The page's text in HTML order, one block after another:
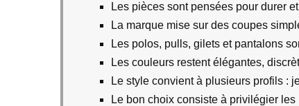
Les pièces sont pensées pour durer
La marque mise sur des coupes
Les polos, pulls, gilets et pantalons
Les couleurs restent élégantes,
Le style convient à plusieurs profils :
Le bon choix consiste à privilégier